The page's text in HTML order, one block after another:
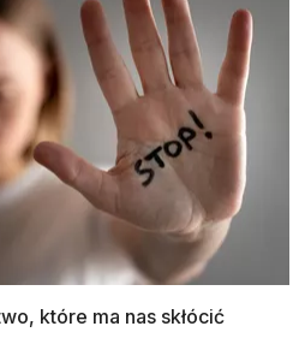
które ma nas skłócić